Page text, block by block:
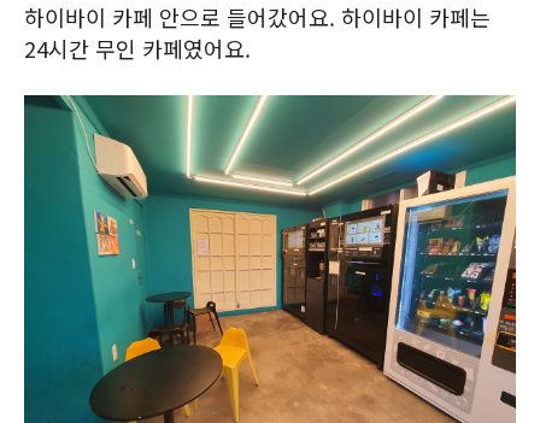
하이바이 카페 안으로 들어갔어요. 하이바이 카페는
24시간 무인 카페였어요.